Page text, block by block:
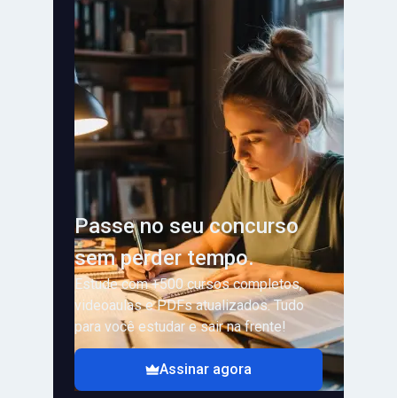
Passe no seu concurso
sem perder tempo.
Estude com +500 cursos completos,
videoaulas e PDFs atualizados. Tudo
para você estudar e sair na frente!
Assinar agora